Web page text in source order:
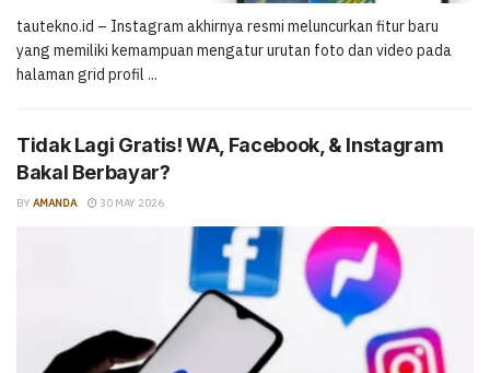
tautekno.id – Instagram akhirnya resmi meluncurkan fitur baru
yang memiliki kemampuan mengatur urutan foto dan video pada
halaman grid profil ...
Tidak Lagi Gratis! WA, Facebook, & Instagram
Bakal Berbayar?
BY AMANDA 30 MAY 2026